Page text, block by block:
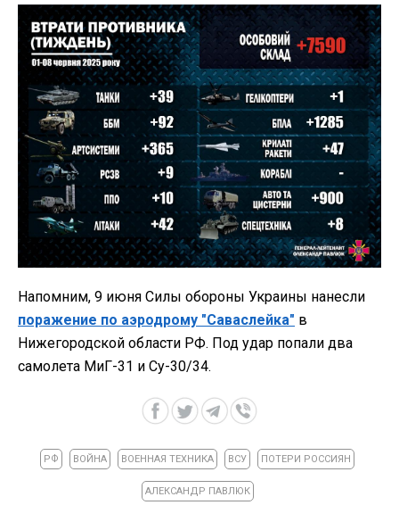
Напомним, 9 июня Силы обороны Украины нанесли
поражение по аэродрому "Саваслейка" в
Нижегородской области РФ. Под удар попали два
самолета МиГ-31 и Су-30/34.
РФ ВОЙНА ВОЕННАЯ ТЕХНИКА ВСУ ПОТЕРИ РОССИЯН
АЛЕКСАНДР ПАВЛЮК